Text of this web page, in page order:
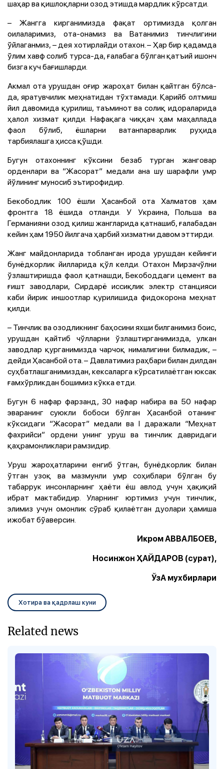
шаҳар ва қишлоқларни озод этишда мардлик кўрсатди.
– Жангга кирганимизда фақат ортимизда қолган
оилаларимиз, ота-онамиз ва Ватанимиз тинчлигини
ўйлаганмиз, – дея хотирлайди отахон. – Ҳар бир қадамда
ўлим хавф солиб турса-да, ғалабага бўлган қатъий ишонч
бизга куч бағишларди.
Акмал ота урушдан оғир жароҳат билан қайтган бўлса-
да, яратувчилик меҳнатидан тўхтамади. Қарийб олтмиш
йил давомида қурилиш, таъминот ва солиқ идораларида
ҳалол хизмат қилди. Нафақага чиққач ҳам маҳаллада
фаол бўлиб, ёшларни ватанпарварлик руҳида
тарбиялашга ҳисса қўшди.
Бугун отахоннинг кўксини безаб турган жанговар
орденлари ва “Жасорат” медали ана шу шарафли умр
йўлининг муносиб эътирофидир.
Бекободлик 100 ёшли Ҳасанбой ота Халматов ҳам
фронтга 18 ёшида отланди. У Украина, Польша ва
Германияни озод қилиш жангларида қатнашиб, ғалабадан
кейин ҳам 1950 йилгача ҳарбий хизматни давом эттирди.
Жанг майдонларида тобланган ирода урушдан кейинги
бунёдкорлик йилларида қўл келди. Отахон Мирзачўлни
ўзлаштиришда фаол қатнашди, Бекободдаги цемент ва
ғишт заводлари, Сирдарё иссиқлик электр станцияси
каби йирик иншоотлар қурилишида фидокорона меҳнат
қилди.
– Тинчлик ва озодликнинг баҳосини яхши билганимиз боис,
урушдан қайтиб чўлларни ўзлаштирганимизда, улкан
заводлар қурганимизда чарчоқ нималигини билмадик, –
дейди Ҳасанбой ота. – Давлатимиз раҳбари билан дилдан
суҳбатлашганимиздан, кексаларга кўрсатилаётган юксак
ғамхўрликдан бошимиз кўкка етди.
Бугун 6 нафар фарзанд, 30 нафар набира ва 50 нафар
эваранинг суюкли бобоси бўлган Ҳасанбой отанинг
кўксидаги “Жасорат” медали ва I даражали “Меҳнат
фахрийси” ордени унинг уруш ва тинчлик давридаги
қаҳрамонликлари рамзидир.
Уруш жароҳатларини енгиб ўтган, бунёдкорлик билан
ўтган узоқ ва мазмунли умр соҳиблари бўлган бу
табаррук инсонларнинг ҳаёти ёш авлод учун ҳақиқий
ибрат мактабидир. Уларнинг юртимиз учун тинчлик,
элимиз учун омонлик сўраб қилаётган дуолари ҳамиша
ижобат бўаверсин.
Икром АВВАЛБОЕВ,
Носинжон ҲАЙДАРОВ (сурат),
ЎзА мухбирлари
Хотира ва қадрлаш куни
Related news